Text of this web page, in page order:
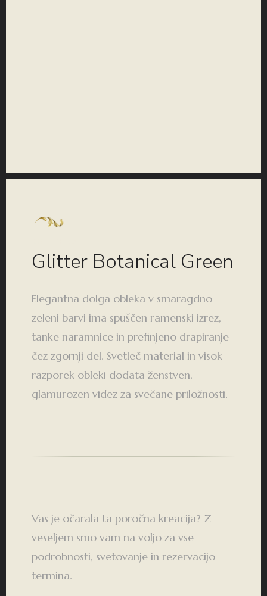
Glitter Botanical Green
Elegantna dolga obleka v smaragdno
zeleni barvi ima spuščen ramenski izrez,
tanke naramnice in prefinjeno drapiranje
čez zgornji del. Svetleč material in visok
razporek obleki dodata ženstven,
glamurozen videz za svečane priložnosti.
Vas je očarala ta poročna kreacija? Z
veseljem smo vam na voljo za vse
podrobnosti, svetovanje in rezervacijo
termina.